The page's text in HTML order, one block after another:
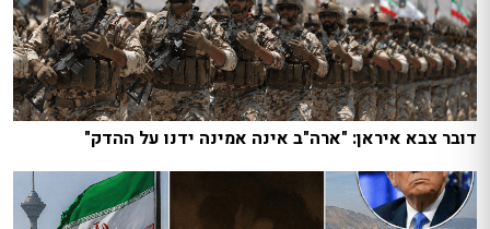
דובר צבא איראן: "ארה"ב אינה אמינה ידנו על ההדק"